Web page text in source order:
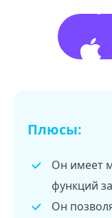
Плюсы:
Он имеет
функций
Он